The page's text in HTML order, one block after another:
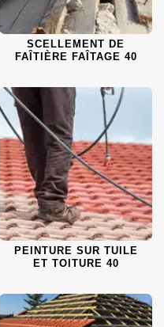
SCELLEMENT DE
FAÎTIÈRE FAÎTAGE 40
PEINTURE SUR TUILE
ET TOITURE 40